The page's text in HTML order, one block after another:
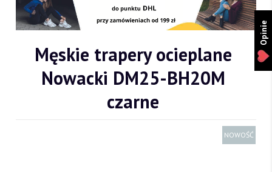
Męskie trapery ocieplane
Nowacki DM25-BH20M
czarne
NOWOŚĆ
Opinie